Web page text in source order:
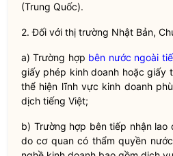
(Trung Quốc).
2. Đối với thị trường Nhật Bản,
a) Trường hợp bên nước ngoài
giấy phép kinh doanh hoặc
thể hiện lĩnh vực kinh doanh
dịch tiếng Việt;
b) Trường hợp bên tiếp nhận
do cơ quan có thẩmquyền